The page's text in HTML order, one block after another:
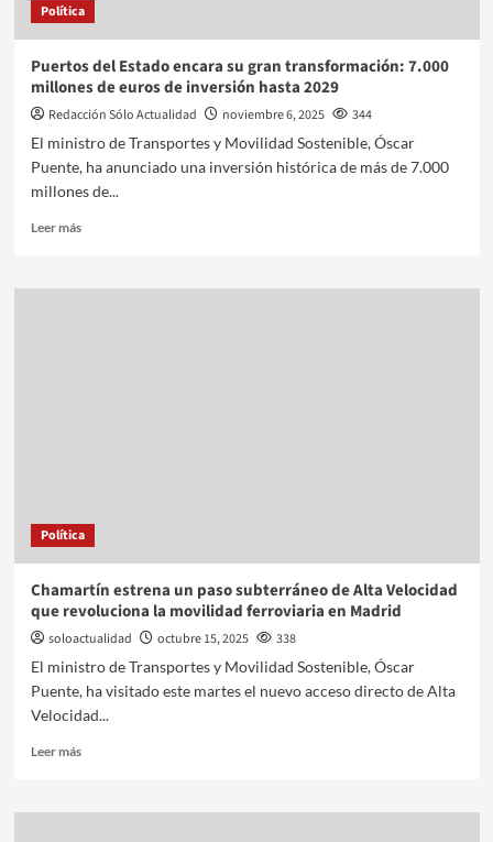
Política
Puertos del Estado encara su gran transformación: 7.000
millones de euros de inversión hasta 2029
Redacción Sólo Actualidad noviembre 6, 2025
344
El ministro de Transportes y Movilidad Sostenible, Óscar
Puente, ha anunciado una inversión histórica de más de 7.000
millones de...
Leer más
Política
Chamartín estrena un paso subterráneo de Alta Velocidad
que revoluciona la movilidad ferroviaria en Madrid
soloactualidad octubre 15, 2025
338
El ministro de Transportes y Movilidad Sostenible, Óscar
Puente, ha visitado este martes el nuevo acceso directo de Alta
Velocidad...
Leer más